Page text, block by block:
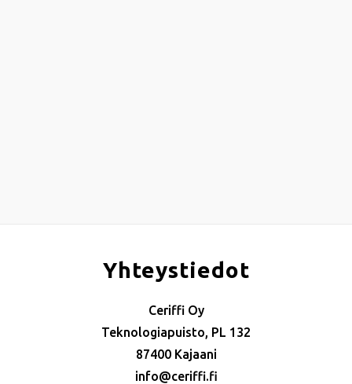
Yhteystiedot
Ceriffi Oy
Teknologiapuisto, PL 132
87400 Kajaani
info@ceriffi.fi